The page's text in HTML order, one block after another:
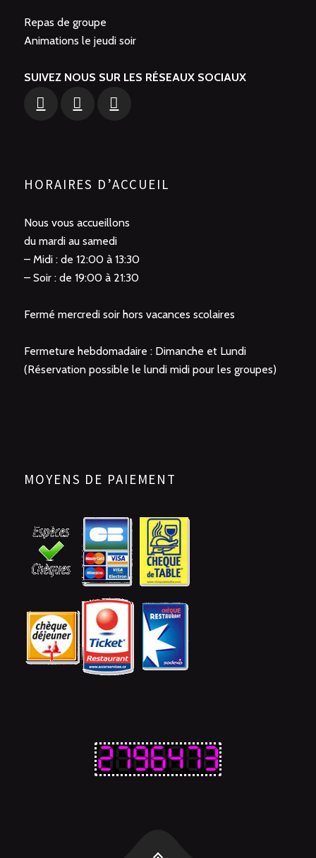
Repas de groupe
Animations le jeudi soir
SUIVEZ NOUS SUR LES RÉSEAUX SOCIAUX
HORAIRES D’ACCUEIL
Nous vous accueillons
du mardi au samedi
– Midi : de 12:00 à 13:30
– Soir : de 19:00 à 21:30
Fermé mercredi soir hors vacances scolaires
Fermeture hebdomadaire : Dimanche et Lundi
(Réservation possible le lundi midi pour les groupes)
MOYENS DE PAIEMENT